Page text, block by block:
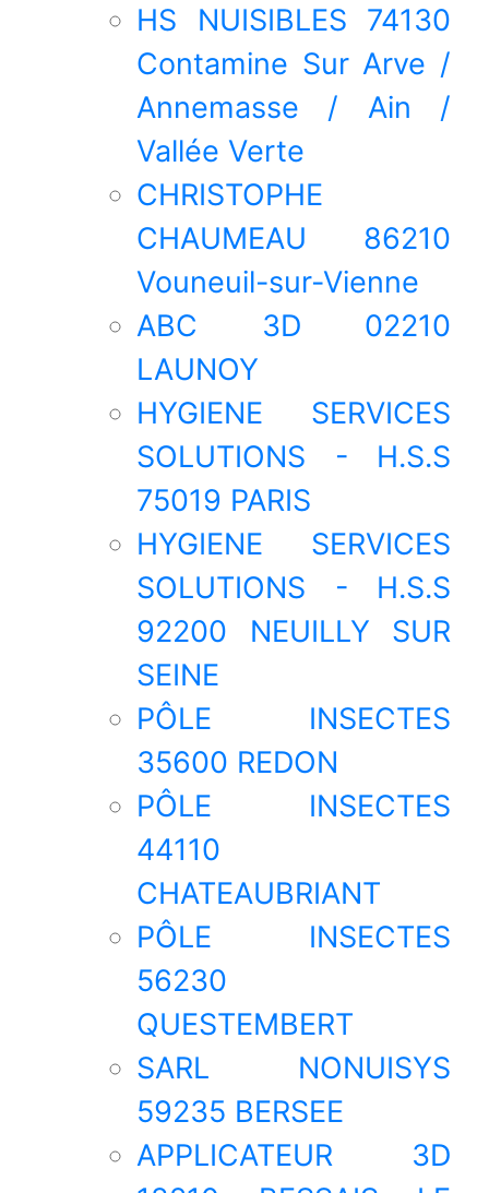
HS NUISIBLES 74130
Contamine Sur Arve /
Annemasse / Ain /
Vallée Verte
CHRISTOPHE
CHAUMEAU 86210
Vouneuil-sur-Vienne
ABC 3D 02210
LAUNOY
HYGIENE SERVICES
SOLUTIONS - H.S.S
75019 PARIS
HYGIENE SERVICES
SOLUTIONS - H.S.S
92200 NEUILLY SUR
SEINE
PÔLE INSECTES
35600 REDON
PÔLE INSECTES
44110
CHATEAUBRIANT
PÔLE INSECTES
56230
QUESTEMBERT
SARL NONUISYS
59235 BERSEE
APPLICATEUR 3D